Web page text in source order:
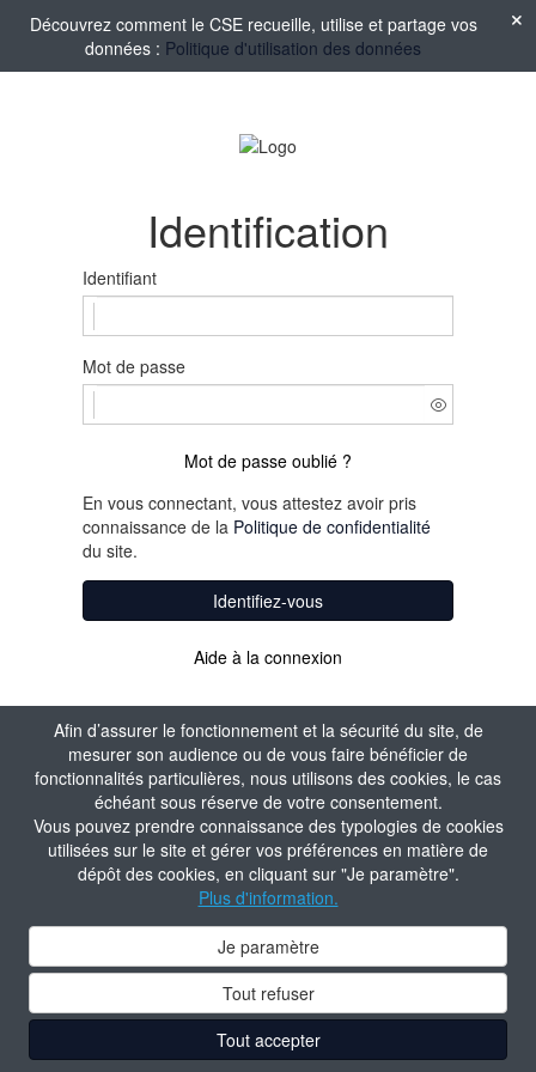
Afin d’assurer le fonctionnement et la sécurité du site, de
mesurer son audience ou de vous faire bénéficier de
fonctionnalités particulières, nous utilisons des cookies, le cas
échéant sous réserve de votre consentement.
Vous pouvez prendre connaissance des typologies de cookies
utilisées sur le site et gérer vos préférences en matière de
dépôt des cookies, en cliquant sur "Je paramètre".
Plus d'information.
Je paramètre
Tout refuser
Tout accepter
Découvrez comment le CSE recueille, utilise et partage vos
données : Politique d'utilisation des données
Identification
Identifiant
Mot de passe
Mot de passe oublié ?
En vous connectant, vous attestez avoir pris
connaissance de la Politique de confidentialité
du site.
Identifiez-vous
Aide à la connexion